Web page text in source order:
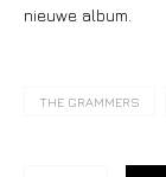
nieuwe album.
THE GRAMMERS